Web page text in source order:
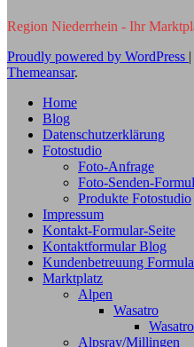
Region Niederrhein - Ihr
Proudly powered by WordPress |
Themeansar.
Home
Blog
Datenschutzerklärung
Fotostudio
Foto-Anfrage
Foto-Senden-
Produkte Fotostudio
Impressum
Kontakt-Formular-Seite
Kontaktformular Blog
Kundenbetreuung
Marktplatz
Alpen
Wasatro
Alpsray/Millingen